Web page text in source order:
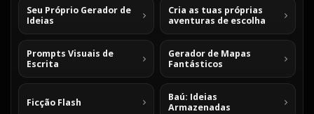
Seu Próprio Gerador de
Ideias
Cria as tuas próprias
aventuras de escolha
Prompts Visuais de
Escrita
Gerador de Mapas
Fantásticos
Ficção Flash
Baú: Ideias
Armazenadas